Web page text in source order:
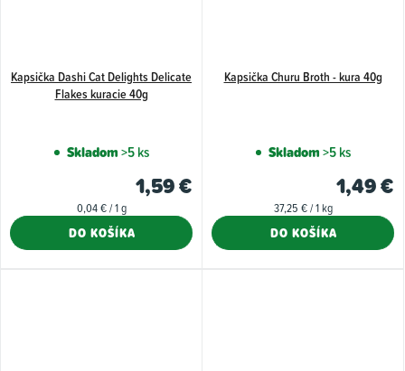
Kapsička Dashi Cat Delights Delicate
Flakes kuracie 40g
Skladom>5 ks
1,59 €
Jednotková
0,04 € / 1 g
DO KOŠÍKA
Kapsička Churu Broth - kura 40g
Skladom>5 ks
1,49 €
Jednotková
37,25 € / 1 kg
DO KOŠÍKA